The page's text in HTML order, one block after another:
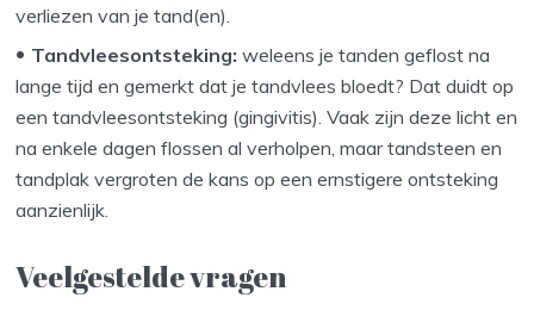
verliezen van je tand(en).
Tandvleesontsteking: weleens je tanden geflost na
lange tijd en gemerkt dat je tandvlees bloedt? Dat duidt op
een tandvleesontsteking (gingivitis). Vaak zijn deze licht en
na enkele dagen flossen al verholpen, maar tandsteen en
tandplak vergroten de kans op een ernstigere ontsteking
aanzienlijk.
Veelgestelde vragen